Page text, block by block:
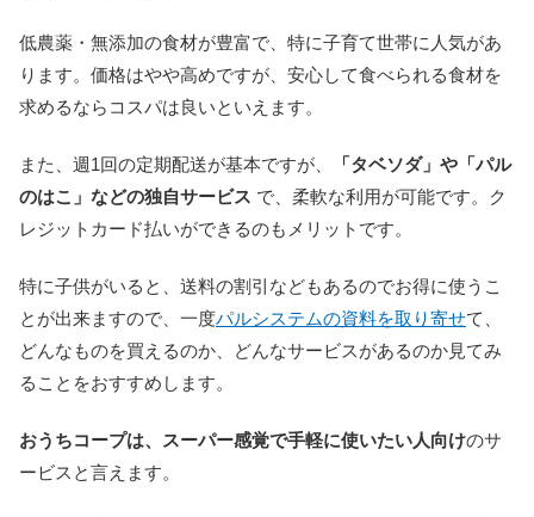
低農薬・無添加の食材が豊富で、特に子育て世帯に人気があ
ります。価格はやや高めですが、安心して食べられる食材を
求めるならコスパは良いといえます。
また、週1回の定期配送が基本ですが、
「タベソダ」や「パル
のはこ」などの独自サービス で、柔軟な利用が可能です。ク
レジットカード払いができるのもメリットです。
特に子供がいると、送料の割引などもあるのでお得に使うこ
とが出来ますので、一度パルシステムの資料を取り寄せて、
どんなものを買えるのか、どんなサービスがあるのか見てみ
ることをおすすめします。
おうちコープは、スーパー感覚で手軽に使いたい人向けのサ
ービスと言えます。